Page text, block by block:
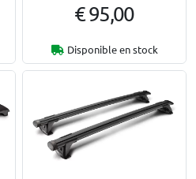
€ 95,00
Disponible en stock